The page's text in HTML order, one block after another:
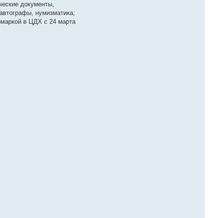
документы,
нумизматика,
в ЦДХ с 24 марта